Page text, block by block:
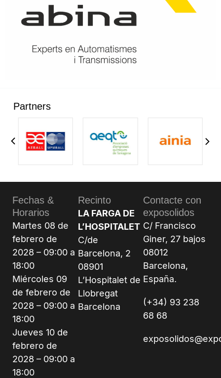
Partners
Fechas &
Horarios
Martes 08 de
febrero de
2028 – 09:00 a
18:00
Miércoles 09
de febrero de
2028 – 09:00 a
18:00
Jueves 10 de
febrero de
2028 – 09:00 a
18:00
Recinto
LA FARGA DE
L’HOSPITALET
C/de
Barcelona, 2
08901
L’Hospitalet de
Llobregat
Barcelona
Contacte con
exposolidos
C/ Francisco
Giner, 27 bajos
08012
Barcelona,
España.
(+34) 93 238
68 68